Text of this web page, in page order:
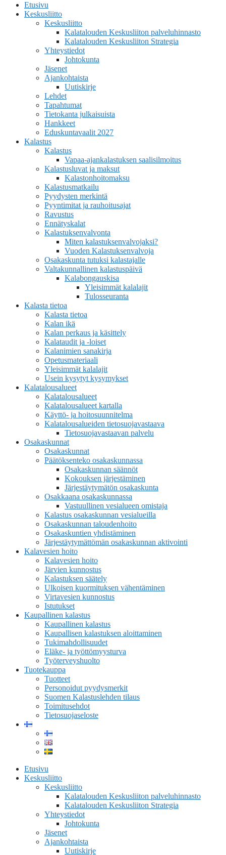
Etusivu
Keskusliitto
Keskusliitto
Kalatalouden Keskusliiton palveluhinnasto
Kalatalouden Keskusliiton Strategia
Yhteystiedot
Johtokunta
Jäsenet
Ajankohtaista
Uutiskirje
Lehdet
Tapahtumat
Tietokanta julkaisuista
Hankkeet
Eduskuntavaalit 2027
Kalastus
Kalastus
Vapaa-ajankalastuksen saalisilmoitus
Kalastusluvat ja maksut
Kalastonhoitomaksu
Kalastusmatkailu
Pyydysten merkintä
Pyyntimitat ja rauhoitusajat
Ravustus
Ennätyskalat
Kalastuksenvalvonta
Miten kalastuksenvalvojaksi?
Vuoden Kalastuksenvalvoja
Osakaskunta tutuksi kalastajalle
Valtakunnallinen kalastuspäivä
Kalabongauskisa
Yleisimmät kalalajit
Tulosseuranta
Kalasta tietoa
Kalasta tietoa
Kalan ikä
Kalan perkaus ja käsittely
Kalataudit ja -loiset
Kalanimien sanakirja
Opetusmateriaali
Yleisimmät kalalajit
Usein kysytyt kysymykset
Kalatalousalueet
Kalatalousalueet
Kalatalousalueet kartalla
Käyttö- ja hoitosuunnitelma
Kalatalousalueiden tietosuojavastaava
Tietosuojavastaavan palvelu
Osakaskunnat
Osakaskunnat
Päätöksenteko osakaskunnassa
Osakaskunnan säännöt
Kokouksen järjestäminen
Järjestäytymätön osakaskunta
Osakkaana osakaskunnassa
Vastuullinen vesialueen omistaja
Kalastus osakaskunnan vesialueilla
Osakaskunnan taloudenhoito
Osakaskuntien yhdistäminen
Järjestäytymättömän osakaskunnan aktivointi
Kalavesien hoito
Kalavesien hoito
Järvien kunnostus
Kalastuksen säätely
Ulkoisen kuormituksen vähentäminen
Virtavesien kunnostus
Istutukset
Kaupallinen kalastus
Kaupallinen kalastus
Kaupallisen kalastuksen aloittaminen
Tukimahdollisuudet
Eläke- ja työttömyysturva
Työterveyshuolto
Tuotekauppa
Tuotteet
Personoidut pyydysmerkit
Suomen Kalastuslehden tilaus
Toimitusehdot
Tietosuojaseloste
Etusivu
Keskusliitto
Keskusliitto
Kalatalouden Keskusliiton palveluhinnasto
Kalatalouden Keskusliiton Strategia
Yhteystiedot
Johtokunta
Jäsenet
Ajankohtaista
Uutiskirje